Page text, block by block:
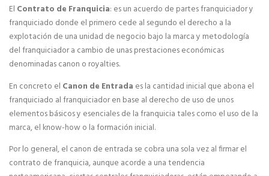
Marketing online para Franquicias
Marketing y Comunicación para franquicias
Servifranquicia
Servicios de asesoramiento legal para franquicias
Financiación e inversores para franquicias
El Contrato de Franquicia: es un acuerdo de partes franquiciador y
franquiciado donde el primero cede al segundo el derecho a la
explotación de una unidad de negocio bajo la marca y metodología
del franquiciador a cambio de unas prestaciones económicas
denominadas canon o royalties.
En concreto el Canon de Entrada es la cantidad inicial que abona el
franquiciado al franquiciador en base al derecho de uso de unos
elementos básicos y esenciales de la franquicia tales como el uso de la
marca, el know-how o la formación inicial.
Por lo general, el canon de entrada se cobra una sola vez al firmar el
contrato de franquicia, aunque acorde a una tendencia